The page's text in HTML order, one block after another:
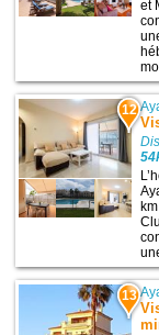
et
12
13